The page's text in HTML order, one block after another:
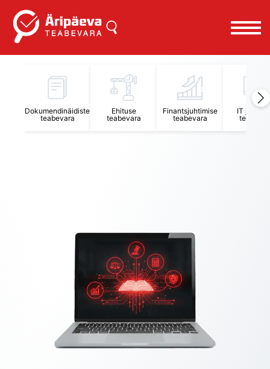
Dokumendinäidiste
teabevara
Ehituse
teabevara
Finantsjuhtimise
teabevara
IT